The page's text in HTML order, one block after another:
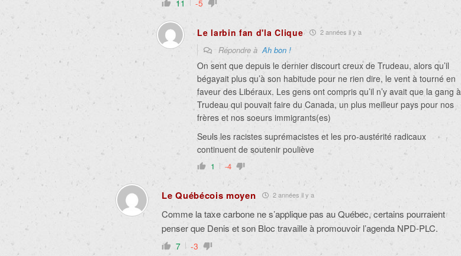
11 -5
Le larbin fan d'la Clique 2 années il y a
Répondre à Ah bon !
On sent que depuis le dernier discourt creux de Trudeau, alors qu’il
bégayait plus qu’à son habitude pour ne rien dire, le vent à tourné en
faveur des Libéraux. Les gens ont compris qu’il n’y avait que la gang à
Trudeau qui pouvait faire du Canada, un plus meilleur pays pour nos
frères et nos soeurs immigrants(es)
Seuls les racistes suprémacistes et les pro-austérité radicaux
continuent de soutenir pouliève
1 -4
Le Québécois moyen 2 années il y a
Comme la taxe carbone ne s’applique pas au Québec, certains pourraient
penser que Denis et son Bloc travaille à promouvoir l’agenda NPD-PLC.
7 -3